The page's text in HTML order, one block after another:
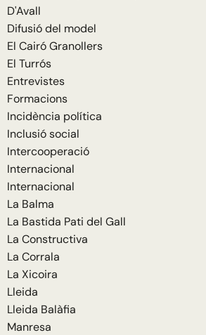
D'Avall
Difusió del model
El Cairó Granollers
El Turrós
Entrevistes
Formacions
Incidència política
Inclusió social
Intercooperació
Internacional
Internacional
La Balma
La Bastida Pati del Gall
La Constructiva
La Corrala
La Xicoira
Lleida
Lleida Balàfia
Manresa